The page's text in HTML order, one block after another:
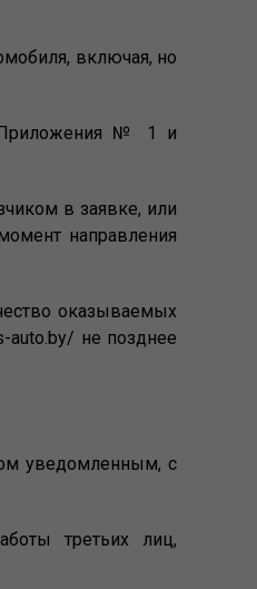
включая, но
Приложения № 1 и
в заявке, или
направления
оказываемых
auto.by/ не позднее
уведомленным, с
третьих лиц,